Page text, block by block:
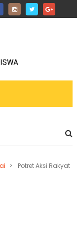
>
Potret Aksi Rakyat